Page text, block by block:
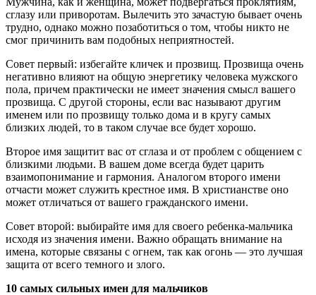
сглазу или приворотам. Вылечить это зачастую бывает очень
трудно, однако можно позаботиться о том, чтобы никто не
смог причинить вам подобных неприятностей.
Совет первый: избегайте кличек и прозвищ. Прозвища очень
негативно влияют на общую энергетику человека мужского
пола, причем практически не имеет значения смысл вашего
прозвища. С другой стороны, если вас называют другим
именем или по прозвищу только дома и в кругу самых
близких людей, то в таком случае все будет хорошо.
Второе имя защитит вас от сглаза и от проблем с общением с
близкими людьми. В вашем доме всегда будет царить
взаимопонимание и гармония. Аналогом второго имени
отчасти может служить крестное имя. В христианстве оно
может отличаться от вашего гражданского имени.
Совет второй: выбирайте имя для своего ребенка-мальчика
исходя из значения имени. Важно обращать внимание на
имена, которые связаны с огнем, так как огонь — это лучшая
защита от всего темного и злого.
10 самых сильных имен для мальчиков